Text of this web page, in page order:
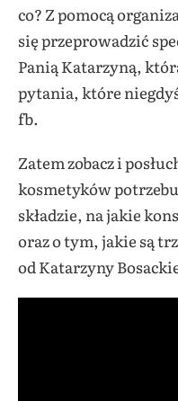
co? Z pomocą
się przeprowadzić
Panią Katarzyną,
pytania, które
fb.
Zatem zobacz i
kosmetyków
składzie, na jakie
oraz o tym, jakie są
od Katarzyny